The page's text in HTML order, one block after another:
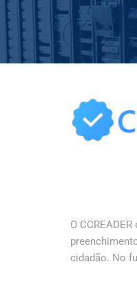
O
cidadão. No